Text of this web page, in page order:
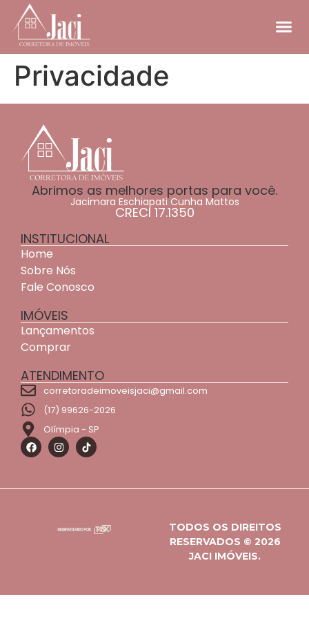
Privacidade
Abrimos as melhores portas para você.
Jacimara Eschiapati Cunha Mattos
CRECI 17.1350
INSTITUCIONAL
Home
Sobre Nós
Fale Conosco
IMÓVEIS
Lançamentos
Comprar
ATENDIMENTO
corretoradeimoveisjaci@gmail.com
(17) 99626-2026
Olímpia - SP
TODOS OS DIREITOS
RESERVADOS © 2026
JACI IMÓVEIS.